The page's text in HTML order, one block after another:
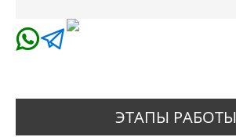
ЭТАПЫ РАБОТЫ